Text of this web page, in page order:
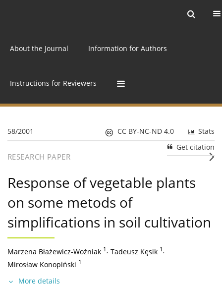
About the Journal Information for Authors
Instructions for Reviewers
58/2001 Stats
CC BY-NC-ND 4.0
Get citation
RESEARCH PAPER
Response of vegetable plants
on some metods of
simplifications in soil cultivation
Marzena Błażewicz-Woźniak 1, Tadeusz Kęsik 1,
Mirosław Konopiński 1
More details